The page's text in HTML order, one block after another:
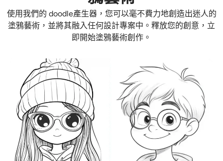
使用我們的 doodle產生器，您可以毫不費力地創造出迷人的
塗鴉藝術，並將其融入任何設計專案中。釋放您的創意，立
即開始塗鴉藝術創作。